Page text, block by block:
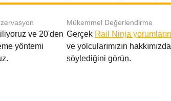
ve 20'den
yöntemi
Mükemmel Değerlendirme
Gerçek Rail Ninja
ve yolcularımızın
söylediğini görün.